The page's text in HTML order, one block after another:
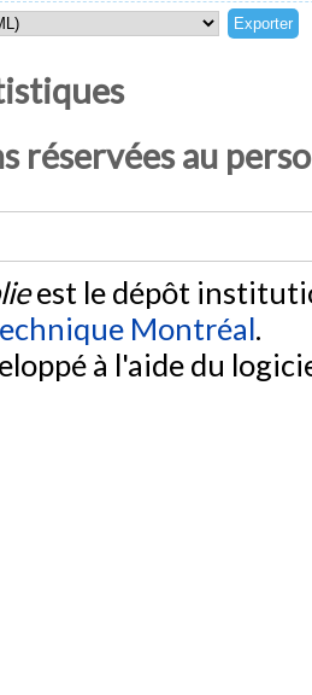
réservées au
est le dépôt
Montréal.
à l'aide du